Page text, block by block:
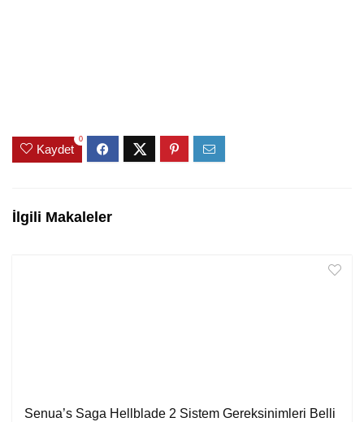
Kaydet
0
İlgili Makaleler
Senua’s Saga Hellblade 2 Sistem Gereksinimleri Belli